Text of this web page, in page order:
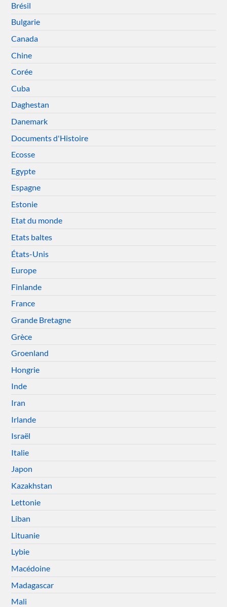
Brésil
Bulgarie
Canada
Chine
Corée
Cuba
Daghestan
Danemark
Documents d'Histoire
Ecosse
Egypte
Espagne
Estonie
Etat du monde
Etats baltes
États-Unis
Europe
Finlande
France
Grande Bretagne
Grèce
Groenland
Hongrie
Inde
Iran
Irlande
Israël
Italie
Japon
Kazakhstan
Lettonie
Liban
Lituanie
Lybie
Macédoine
Madagascar
Mali